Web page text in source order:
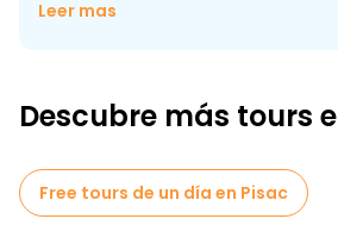
los domingos, cuando los lugareños se
ciudad. Muchos guías locales ofrecen
caminata hasta el yacimiento es
brinda la oportunidad de apreciar la
circundante mientras se aprende sobre
Leer mas
Descubre más tours
Free tours de un día en Pisac